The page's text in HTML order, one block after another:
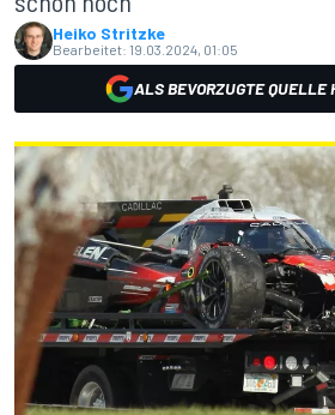
Heiko Stritzke
Bearbeitet: 19.03.2024, 01:05
ALS BEVORZUGTE QUELLE